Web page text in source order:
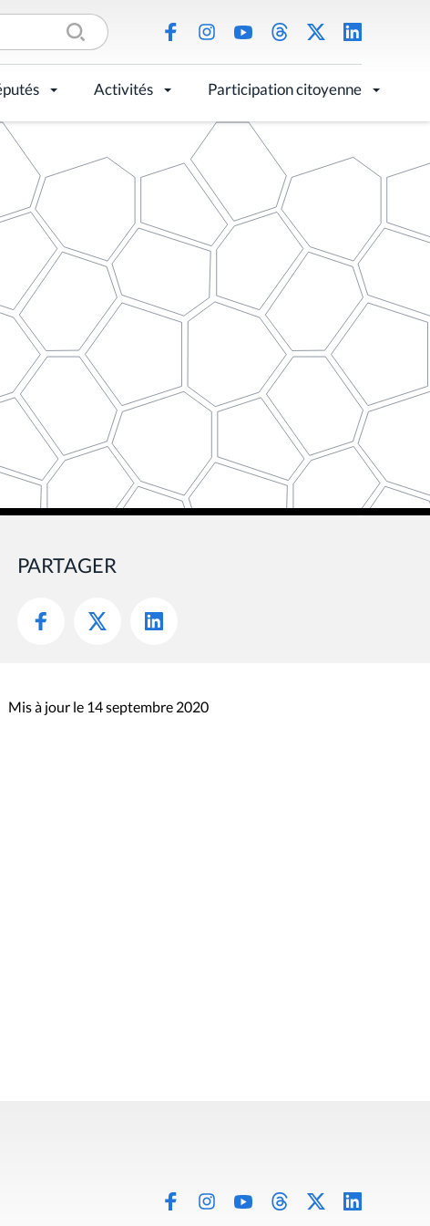
Activités Participation citoyenne
PARTAGER
Mis à jour le 14 septembre 2020